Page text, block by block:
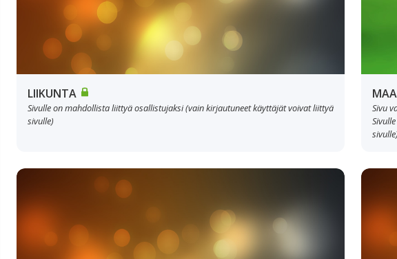
LIIKUNTA
Sivulle on mahdollista liittyä osallistujaksi (vain kirjautuneet käyttäjät voivat liittyä
sivulle)
Sivu